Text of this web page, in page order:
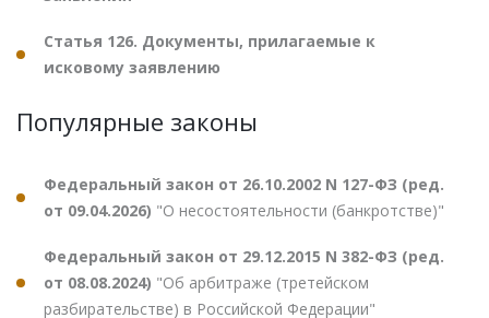
Статья 126. Документы, прилагаемые к
исковому заявлению
Популярные законы
Федеральный закон от 26.10.2002 N 127-ФЗ (ред.
от 09.04.2026) "О несостоятельности (банкротстве)"
Федеральный закон от 29.12.2015 N 382-ФЗ (ред.
от 08.08.2024) "Об арбитраже (третейском
разбирательстве) в Российской Федерации"